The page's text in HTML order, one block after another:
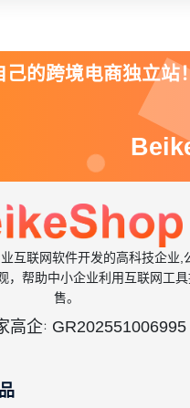
己的跨境电商独立站
互联网软件开发的高科技企业,
，帮助中小企业利用互联网工
售。
高企： GR202551006995